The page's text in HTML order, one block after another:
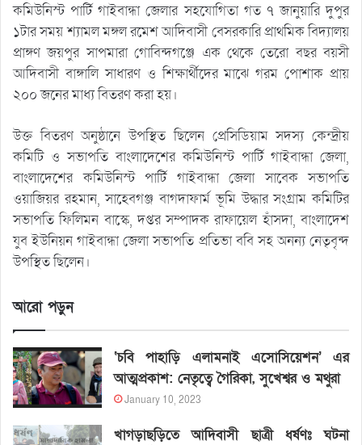
কমিউনিস্ট পার্টি গাইবান্ধা জেলার সহযোগিতা গত ৭ জানুয়ারি দুপুর
১টার সময় শ্যামল মঙ্গল রমেশ আদিবাসী বেসরকারি প্রাথমিক বিদ্যালয়
প্রাঙ্গণ জয়পুর সাপমারা গোবিন্দগঞ্জে এক থেকে তেরো বছর বয়সী
আদিবাসী বাঙ্গালি সাধারণ ও শিক্ষার্থীদের মাঝে গরম পোশাক প্রায়
২০০ জনের মাধ্য বিতরণ করা হয়।
উক্ত বিতরণ অনুষ্ঠানে উপস্থিত ছিলেন প্রেসিডিয়াম সদস্য কেন্দ্রীয়
কমিটি ও সভাপতি বাংলাদেশের কমিউনিস্ট পার্টি গাইবান্ধা জেলা,
বাংলাদেশের কমিউনিস্ট পার্টি গাইবান্ধা জেলা সাবেক সভাপতি
ওয়াজিয়র রহমান, সাহেবগঞ্জ বাগদাফার্ম ভূমি উদ্ধার সংগ্রাম কমিটির
সভাপতি ফিলিমন বাস্কে, দপ্তর সম্পাদক রাফায়েল হাঁসদা, বাংলাদেশ
যুব ইউনিয়ন গাইবান্ধা জেলা সভাপতি প্রতিভা ববি সহ অনন্য নেতৃবৃন্দ
উপস্থিত ছিলেন।
আরো পড়ুন
‘চবি পাহাড়ি এলামনাই এসোসিয়েশন’ এর
আত্মপ্রকাশ: নেতৃত্বে গৈরিকা, সুখেশ্বর ও মথুরা
January 10, 2023
খাগড়াছড়িতে আদিবাসী ছাত্রী ধর্ষণঃ ঘটনা